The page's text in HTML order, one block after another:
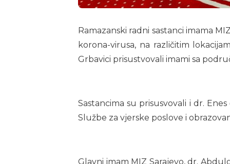
Ramazanski radni sastanci imama
korona-virusa, na različitim
Grbavici prisustvovali imami sa
Sastancima su prisusvovali i dr.
Službe za vjerske poslove i
Glavni imam MIZ Sarajevo, dr.